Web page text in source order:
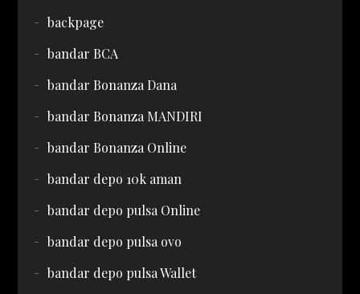
backpage
bandar BCA
bandar Bonanza Dana
bandar Bonanza MANDIRI
bandar Bonanza Online
bandar depo 10k aman
bandar depo pulsa Online
bandar depo pulsa ovo
bandar depo pulsa Wallet